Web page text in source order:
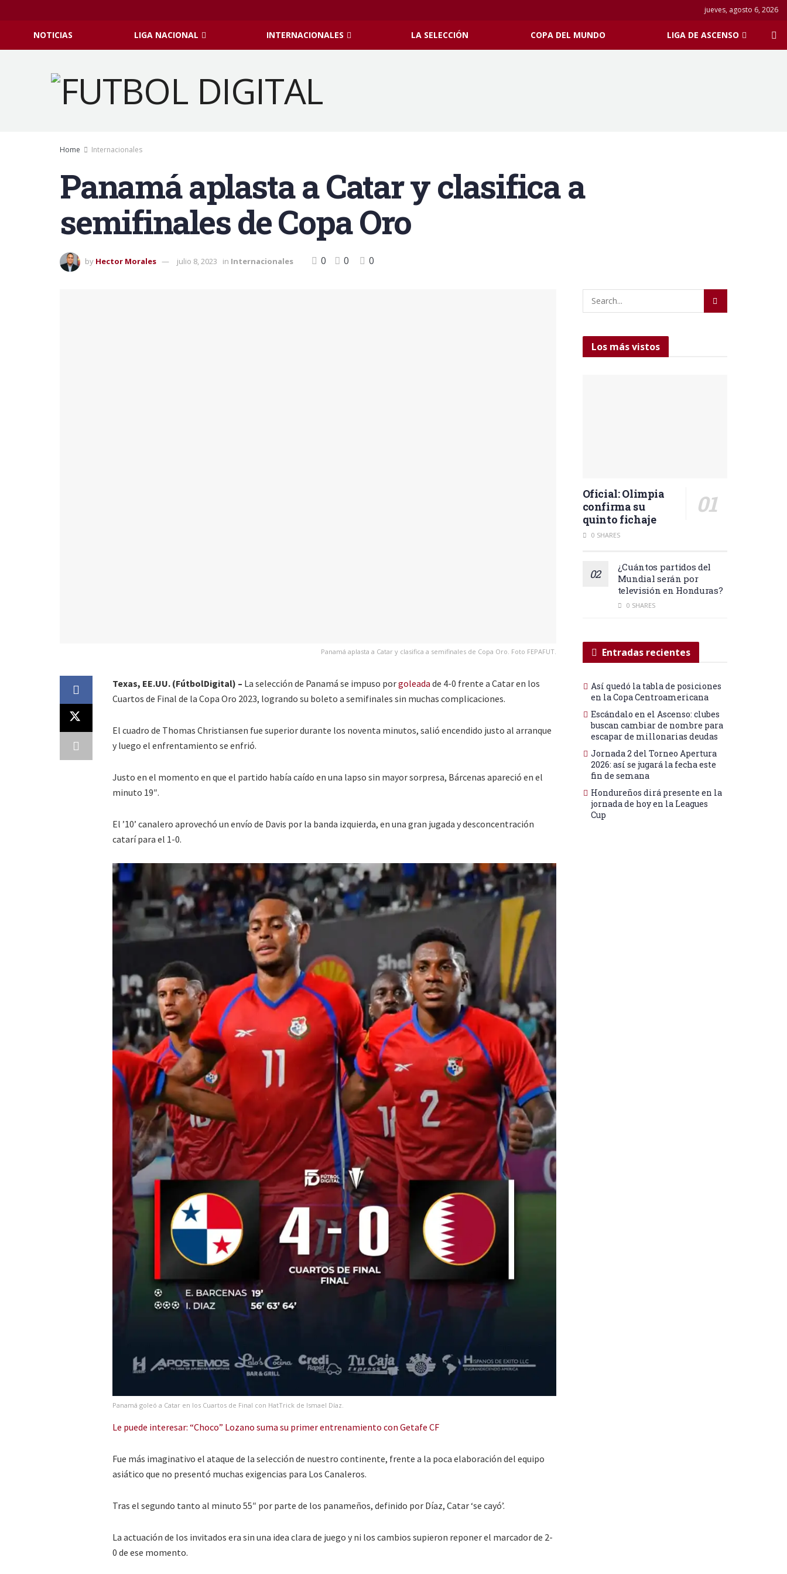
jueves, agosto 6, 2026
NOTICIAS LIGA NACIONAL INTERNACIONALES LA SELECCIÓN COPA DEL MUNDO LIGA DE ASCENSO
Home Internacionales
Panamá aplasta a Catar y clasifica a
semifinales de Copa Oro
by Hector Morales julio 8, 2023 in Internacionales 0 0 0
Panamá aplasta a Catar y clasifica a semifinales de Copa Oro. Foto FEPAFUT.
Texas, EE.UU. (FútbolDigital) – La selección de Panamá se impuso porgoleada de 4-0 frente a Catar en los
Cuartos de Final de la Copa Oro 2023, logrando su boleto a semifinales sin muchas complicaciones.
El cuadro de Thomas Christiansen fue superior durante los noventa minutos, salió encendido justo al arranque
y luego el enfrentamiento se enfrió.
Justo en el momento en que el partido había caído en una lapso sin mayor sorpresa, Bárcenas apareció en el
minuto 19″.
El ’10’ canalero aprovechó un envío de Davis por la banda izquierda, en una gran jugada y desconcentración
catarí para el 1-0.
Panamá goleó a Catar en los Cuartos de Final con HatTrick de Ismael Díaz.
Le puede interesar: “Choco” Lozano suma su primer entrenamiento con Getafe CF
Fue más imaginativo el ataque de la selección de nuestro continente, frente a la poca elaboración del equipo
asiático que no presentó muchas exigencias para Los Canaleros.
Tras el segundo tanto al minuto 55″ por parte de los panameños, definido por Díaz, Catar ‘se cayó’.
La actuación de los invitados era sin una idea clara de juego y ni los cambios supieron reponer el marcador de 2-
0 de ese momento.
Los más vistos
Oficial: Olimpia
confirma su
quinto fichaje
0 SHARES
¿Cuántos partidos del
Mundial serán por
televisión en Honduras?
0 SHARES
Entradas recientes
Así quedó la tabla de posiciones
en la Copa Centroamericana
Escándalo en el Ascenso: clubes
buscan cambiar de nombre para
escapar de millonarias deudas
Jornada 2 del Torneo Apertura
2026: así se jugará la fecha este
fin de semana
Hondureños dirá presente en la
jornada de hoy en la Leagues
Cup